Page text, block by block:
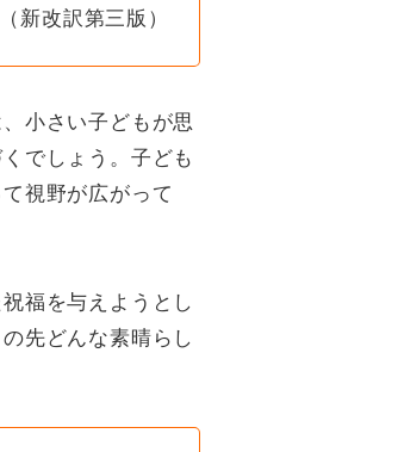
（新改訳第三版）
小さい子どもが思
でしょう。子ども
視野が広がって
福を与えようとし
先どんな素晴らし